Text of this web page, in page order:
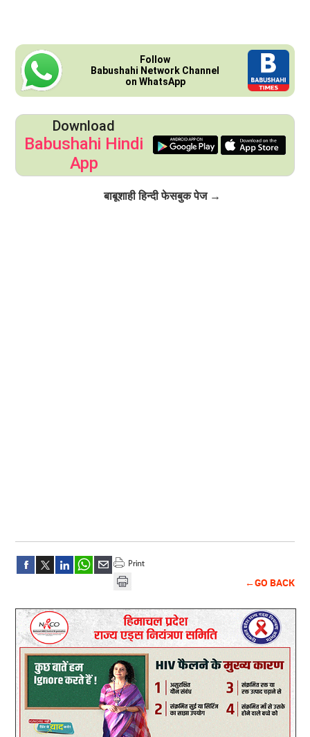
Follow
Babushahi Network Channel
on WhatsApp
Download
Babushahi Hindi
App
बाबूशाही हिन्दी फेसबुक पेज →
←GO BACK